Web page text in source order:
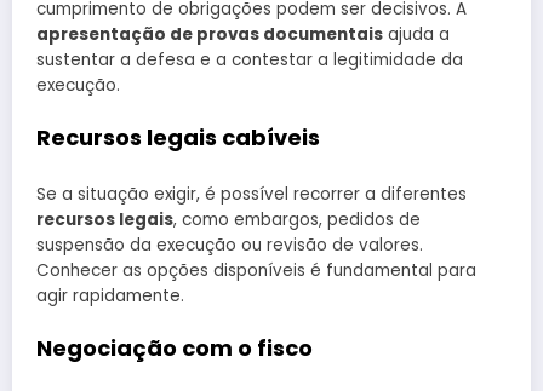
cumprimento de obrigações podem ser decisivos. A
apresentação de provas documentais ajuda a
sustentar a defesa e a contestar a legitimidade da
execução.
Recursos legais cabíveis
Se a situação exigir, é possível recorrer a diferentes
recursos legais, como embargos, pedidos de
suspensão da execução ou revisão de valores.
Conhecer as opções disponíveis é fundamental para
agir rapidamente.
Negociação com o fisco